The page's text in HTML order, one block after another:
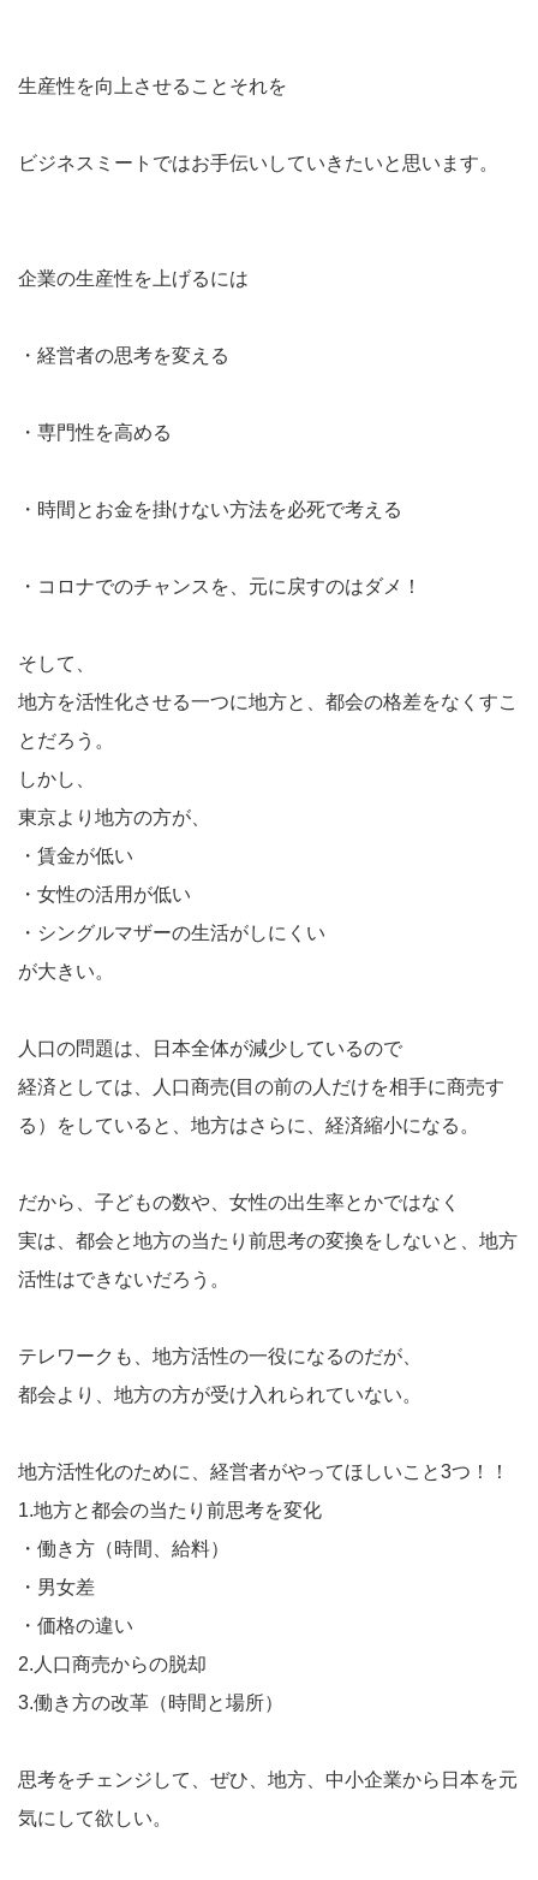
生産性を向上させることそれを
ビジネスミートではお手伝いしていきたいと思います。
企業の生産性を上げるには
・経営者の思考を変える
・専門性を高める
・時間とお金を掛けない方法を必死で考える
・コロナでのチャンスを、元に戻すのはダメ！
そして、
地方を活性化させる一つに地方と、都会の格差をなくすこ
とだろう。
しかし、
東京より地方の方が、
・賃金が低い
・女性の活用が低い
・シングルマザーの生活がしにくい
が大きい。
人口の問題は、日本全体が減少しているので
経済としては、人口商売(目の前の人だけを相手に商売す
る）をしていると、地方はさらに、経済縮小になる。
だから、子どもの数や、女性の出生率とかではなく
実は、都会と地方の当たり前思考の変換をしないと、地方
活性はできないだろう。
テレワークも、地方活性の一役になるのだが、
都会より、地方の方が受け入れられていない。
地方活性化のために、経営者がやってほしいこと3つ！！
1.地方と都会の当たり前思考を変化
・働き方（時間、給料）
・男女差
・価格の違い
2.人口商売からの脱却
3.働き方の改革（時間と場所）
思考をチェンジして、ぜひ、地方、中小企業から日本を元
気にして欲しい。